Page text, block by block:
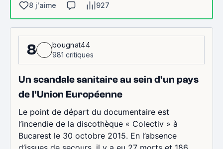
8 j'aime
927
8
bougnat44
981 critiques
Un scandale sanitaire au sein d'un pays
de l'Union Européenne
Le point de départ du documentaire est
l’incendie de la discothèque « Colectiv » à
Bucarest le 30 octobre 2015. En l’absence